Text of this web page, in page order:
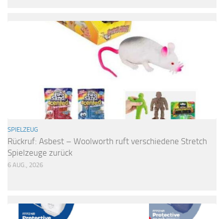
SPIELZEUG
Rückruf: Asbest – Woolworth ruft verschiedene Stretch
Spielzeuge zurück
6 AUG., 2026